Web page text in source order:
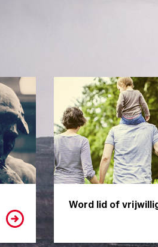
Word lid of